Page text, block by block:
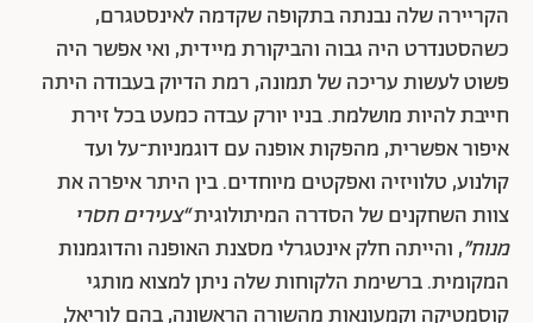
הקריירה שלה נבנתה בתקופה שקדמה לאינסטגרם,
כשהסטנדרט היה גבוה והביקורת מיידית, ואי אפשר היה
פשוט לעשות עריכה של תמונה, רמת הדיוק בעבודה היתה
חייבת להיות מושלמת. בניו יורק עבדה כמעט בכל זירת
איפור אפשרית, מהפקות אופנה עם דוגמניות־על ועד
קולנוע, טלוויזיה ואפקטים מיוחדים. בין היתר איפרה את
צוות השחקנים של הסדרה המיתולוגית“צעירים חסרי
מנוח”, והייתה חלק אינטגרלי מסצנת האופנה והדוגמנות
המקומית. ברשימת הלקוחות שלה ניתן למצוא מותגי
קוסמטיקה וקמעונאות מהשורה הראשונה, בהם לוריאל,